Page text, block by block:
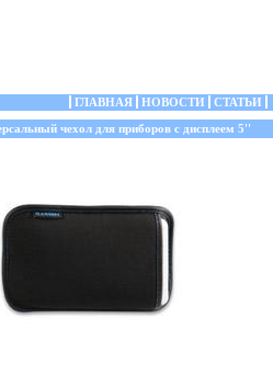
ГЛАВНАЯ НОВОСТИ СТАТЬИ
чехол для приборов с дисплеем 5''